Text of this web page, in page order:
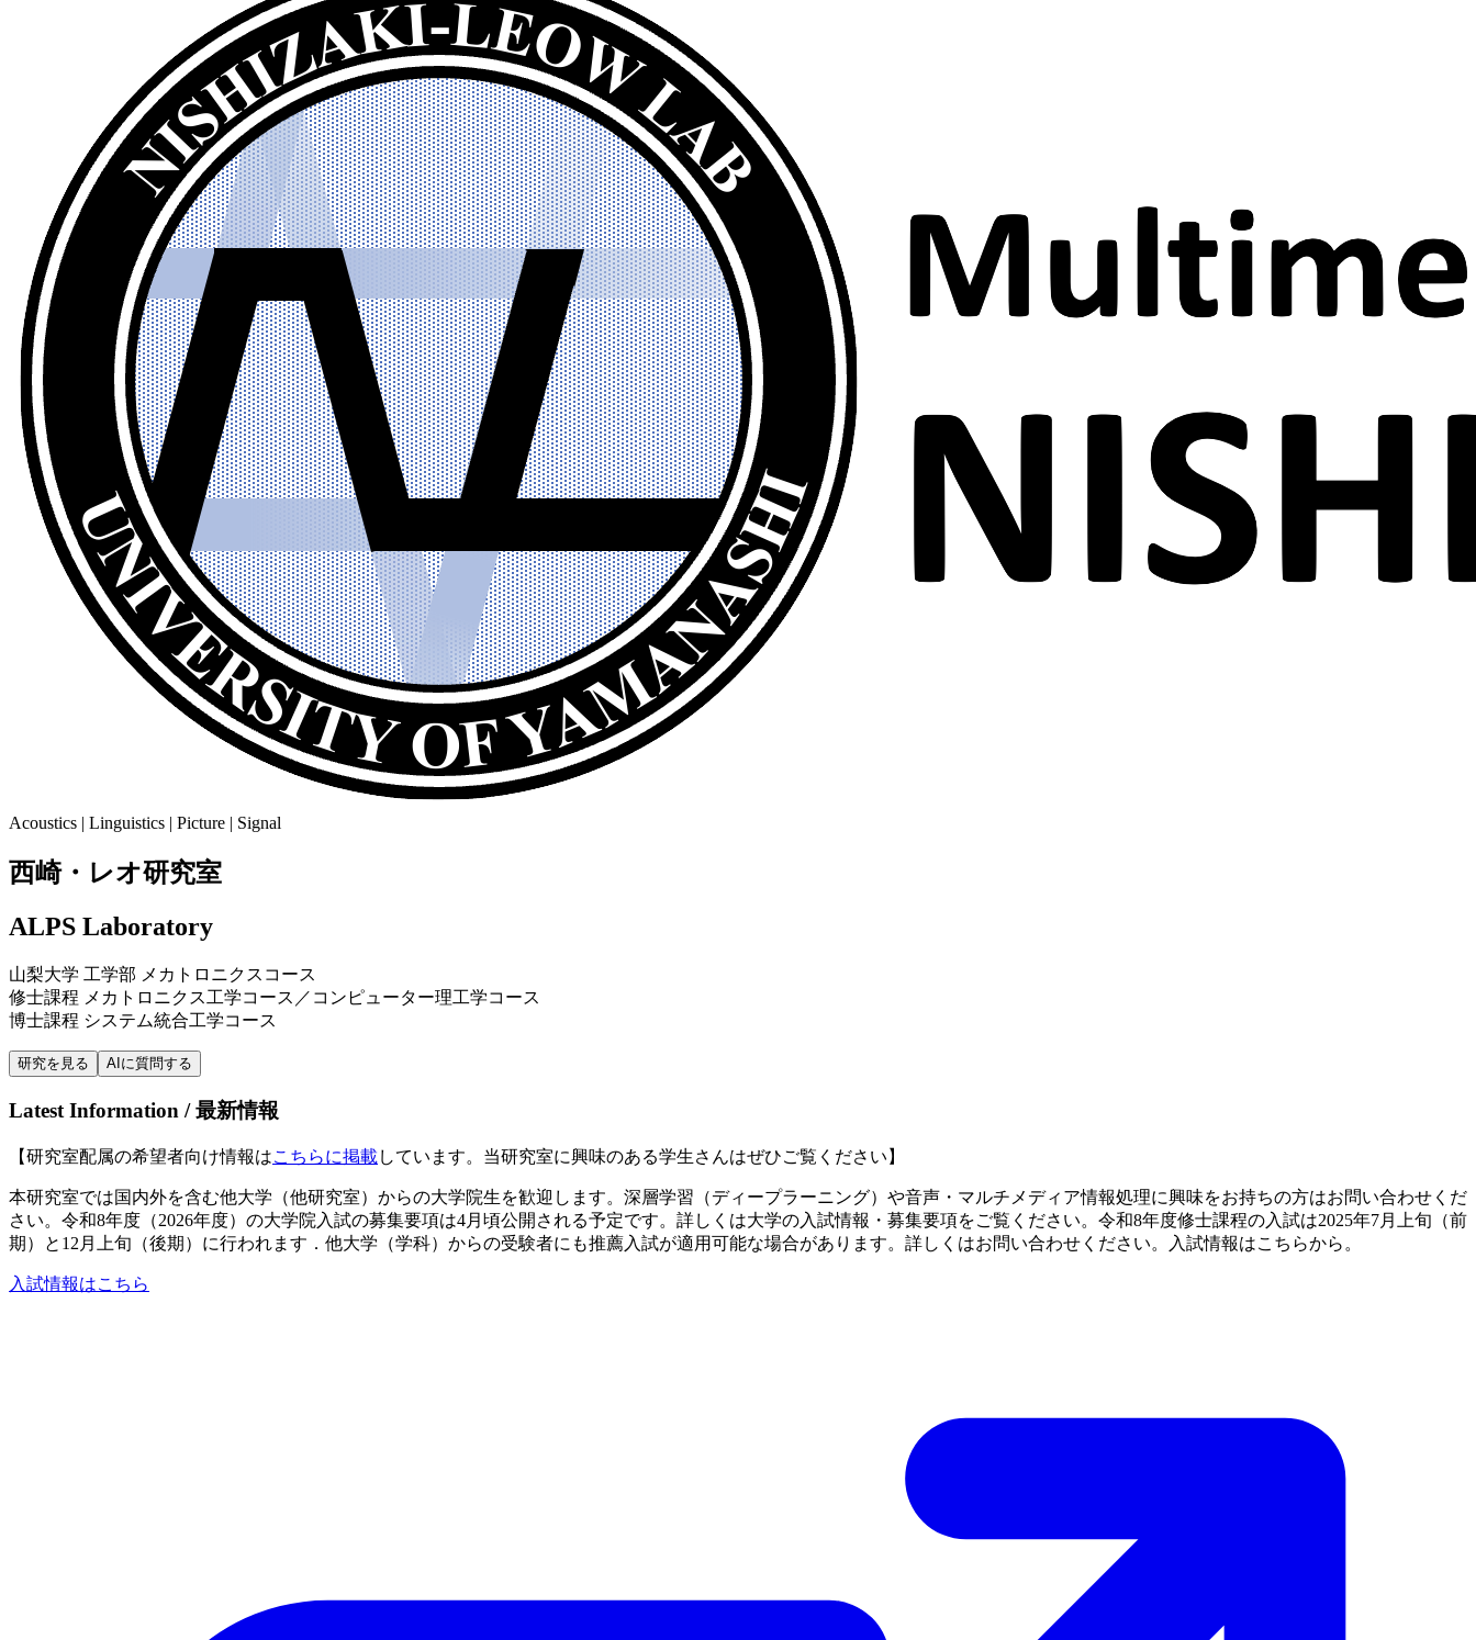
Acoustics | Linguistics | Picture | Signal
西崎・レオ研究室
ALPS Laboratory
山梨大学 工学部 メカトロニクスコース
修士課程 メカトロニクス工学コース／コンピューター理工学コース
博士課程 システム統合工学コース
研究を見る AIに質問する
Latest Information / 最新情報
【研究室配属の希望者向け情報はこちらに掲載しています。当研究室に興味のある学生さんはぜひご覧ください】
本研究室では国内外を含む他大学（他研究室）からの大学院生を歓迎します。深層学習（ディープラーニング）や音声・マルチメディア情報処理に興味をお持ちの方はお問い合わせくだ
さい。令和8年度（2026年度）の大学院入試の募集要項は4月頃公開される予定です。詳しくは大学の入試情報・募集要項をご覧ください。令和8年度修士課程の入試は2025年7月上旬（前
期）と12月上旬（後期）に行われます．他大学（学科）からの受験者にも推薦入試が適用可能な場合があります。詳しくはお問い合わせください。入試情報はこちらから。
入試情報はこちら